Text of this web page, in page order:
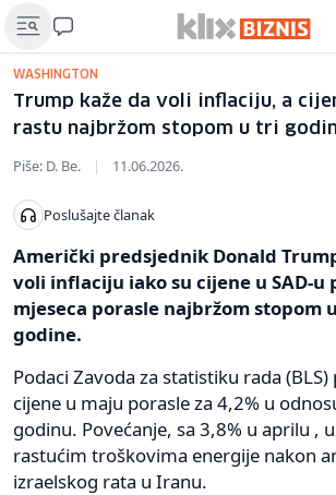
WASHINGTON
Trump kaže da voli inflaciju, a
rastu najbržom stopom u tri
Piše: D. Be. | 11.06.2026.
Poslušajte članak
Američki predsjednik Donald
voli inflaciju iako su cijene u SAD-u
mjeseca porasle najbržom stopom
godine.
Podaci Zavoda za statistiku rada (BLS)
cijene u maju porasle za 4,2% u
godinu. Povećanje, sa 3,8% u aprilu ,
rastućim troškovima energije nakon
izraelskog rata u Iranu.